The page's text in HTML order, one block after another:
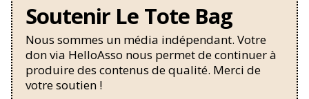
Soutenir Le Tote Bag
Nous sommes un média indépendant. Votre
don via HelloAsso nous permet de continuer à
produire des contenus de qualité. Merci de
votre soutien !